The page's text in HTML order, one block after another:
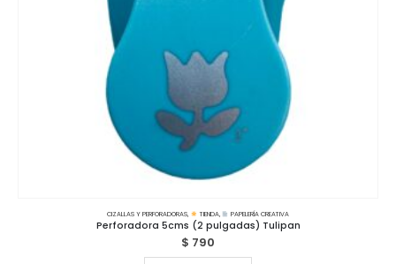
CIZALLAS Y PERFORADORAS, TIENDA, PAPELERÍA CREATIVA
Perforadora 5cms (2 pulgadas) Tulipan
$ 790